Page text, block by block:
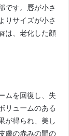
す。 唇が小さ
りサイズが小さ
は、老化した顔
ムを回復し、失
リュームのある
が得られ、美し
膚の赤みの間の